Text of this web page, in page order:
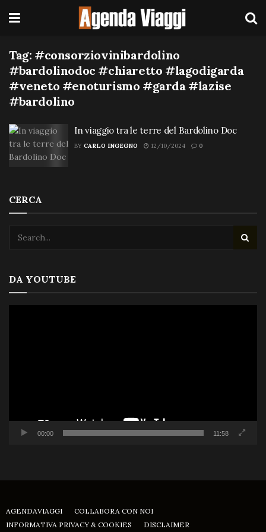
Tag: #consorziovinibardolino
#bardolinodoc #chiaretto #lagodigarda
#veneto #enoturismo #garda #lazise
#bardolino
In viaggio tra le terre del Bardolino Doc
BY CARLO INGEGNO 12/10/2024 0
CERCA
DA YOUTUBE
00:00 11:58
AGENDAVIAGGI
COLLABORA CON NOI
INFORMATIVA PRIVACY & COOKIES
DISCLAIMER